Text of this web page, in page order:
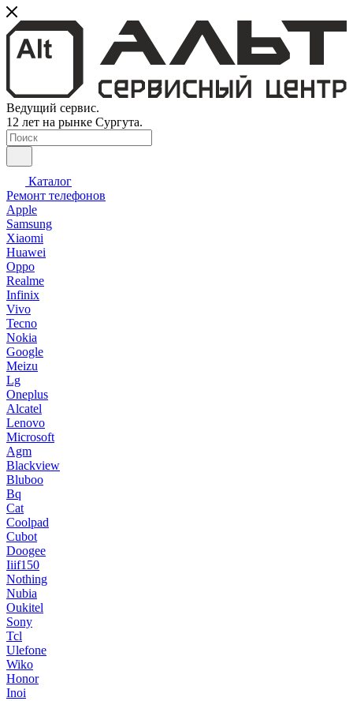
Ведущий сервис.
12 лет на рынке Сургута.
Каталог
Ремонт телефонов
Apple
Samsung
Xiaomi
Huawei
Oppo
Realme
Infinix
Vivo
Tecno
Nokia
Google
Meizu
Lg
Oneplus
Alcatel
Lenovo
Microsoft
Agm
Blackview
Bluboo
Bq
Cat
Coolpad
Cubot
Doogee
Iiif150
Nothing
Nubia
Oukitel
Sony
Tcl
Ulefone
Wiko
Honor
Inoi